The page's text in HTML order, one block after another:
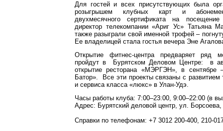
Для гостей и всех присутствующих была
розыгрышем клубных карт и
двухмесячного сертификата на
директор телекомпании «Ариг Ус» Татьяна
также разыграли свой именной трофей –
Ее владелицей стала гостья вечера Эне
Открытие фитнес-центра предваряет ряд
пройдут в Бурятском Деловом Центре: в
открытие ресторана «МЭРГЭН», в сентябре
Батор». Все эти проекты связаны с развитием
и сервиса класса «люкс» в Улан-Удэ.
Часы работы клуба: 7:00–23:00, 9:00–22:00 (в
Адрес: Бурятский деловой центр, ул. Борсоева,
Справки по телефонам: +7 3012 200-400, 210-